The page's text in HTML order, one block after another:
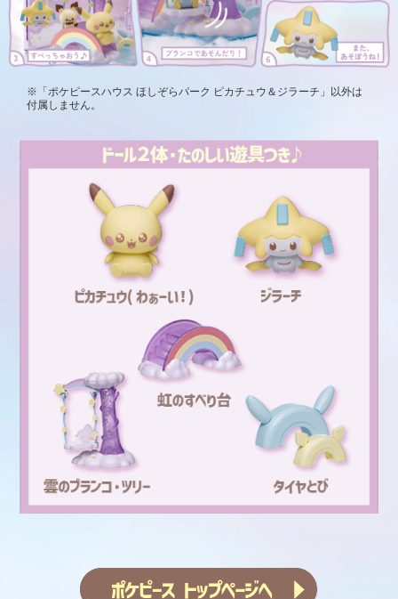
※「ポケピースハウス ほしぞらパーク ピカチュウ＆ジラーチ」以外は
付属しません。